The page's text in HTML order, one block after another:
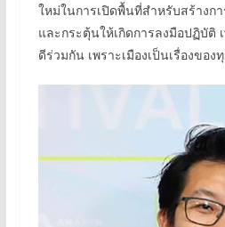
ใหม่ในการเปิดพื้นที่สำหรับสร้างก
และกระตุ้นให้เกิดการลงมือปฏิบัติ
ดีร่วมกัน เพราะเมืองเป็นเรื่องของ